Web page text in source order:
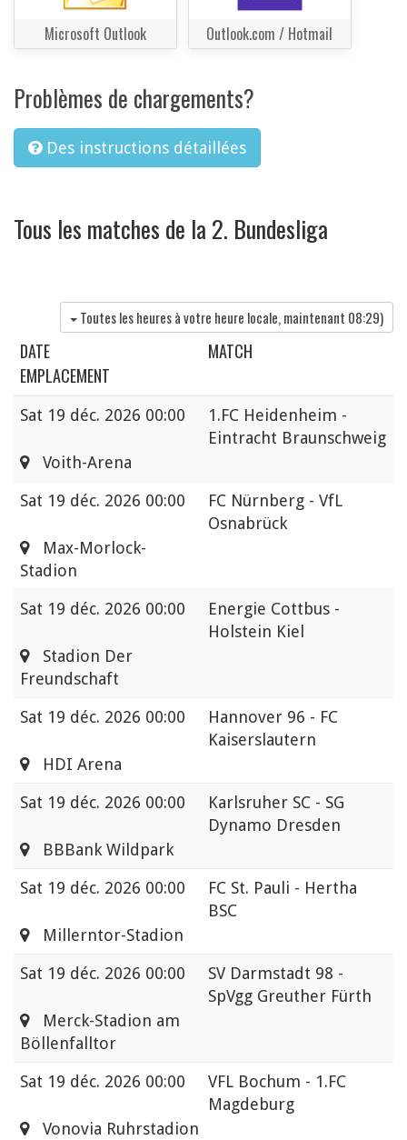
Microsoft Outlook Outlook.com / Hotmail
Problèmes de chargements?
Des instructions détaillées
Tous les matches de la 2. Bundesliga
Toutes les heures à votre heure locale, maintenant 08:29)
DATE
MATCH
EMPLACEMENT
Sat 19 déc. 2026 00:00
1.FC Heidenheim -
Eintracht Braunschweig
Voith-Arena
Sat 19 déc. 2026 00:00
FC Nürnberg - VfL
Osnabrück
Max-Morlock-
Stadion
Sat 19 déc. 2026 00:00
Energie Cottbus -
Holstein Kiel
Stadion Der
Freundschaft
Sat 19 déc. 2026 00:00
Hannover 96 - FC
Kaiserslautern
HDI Arena
Sat 19 déc. 2026 00:00
Karlsruher SC - SG
Dynamo Dresden
BBBank Wildpark
Sat 19 déc. 2026 00:00
FC St. Pauli - Hertha
BSC
Millerntor-Stadion
Sat 19 déc. 2026 00:00
SV Darmstadt 98 -
SpVgg Greuther Fürth
Merck-Stadion am
Böllenfalltor
Sat 19 déc. 2026 00:00
VFL Bochum - 1.FC
Magdeburg
Vonovia Ruhrstadion